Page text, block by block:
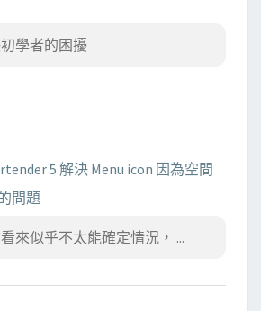
學者的困擾
5 解決 Menu icon 因為空間
問題
來似乎不太能確定情況， ...